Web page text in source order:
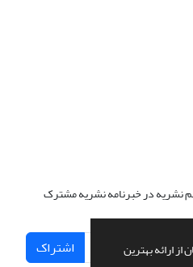
ارائه بهترین
نشریه در خبرنامه نشریه مشترک
اشتراک